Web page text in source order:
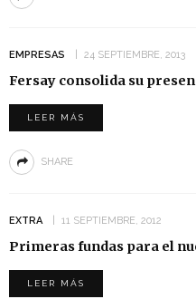
EMPRESAS 24 SEPTIEMBRE, 2013
Fersay consolida su
LEER MÁS
SHARE
EXTRA 11 SEPTIEMBRE, 2012
Primeras fundas para el
LEER MÁS